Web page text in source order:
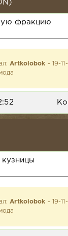
фракцию
Artkolobok - 19-
Artkolobok - 19-